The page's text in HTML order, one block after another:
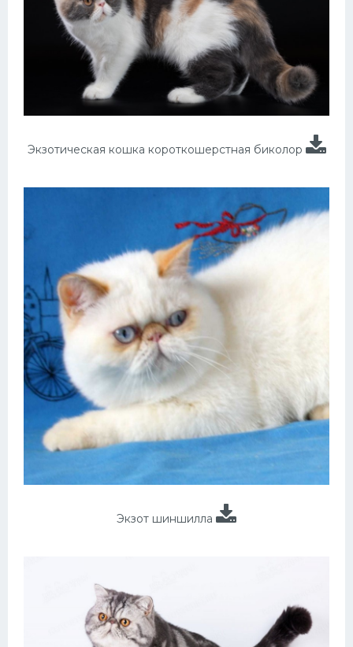
Экзотическая кошка короткошерстная биколор
Экзот шиншилла